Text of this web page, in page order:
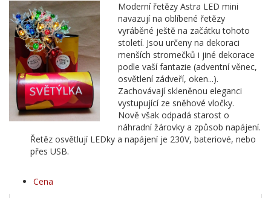
Moderní řetězy Astra LED mini
navazují na oblíbené řetězy
vyráběné ještě na začátku tohoto
století. Jsou určeny na dekoraci
menších stromečků i jiné dekorace
podle vaší fantazie (adventní věnec,
osvětlení zádveří, oken...).
Zachovávají skleněnou eleganci
vystupující ze sněhové vločky.
Nově však odpadá starost o
náhradní žárovky a způsob napájení.
Řetěz osvětlují LEDky a napájení je 230V, bateriové, nebo
přes USB.
Cena